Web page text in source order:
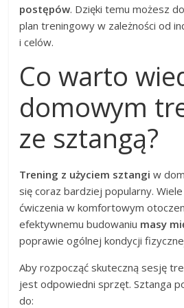
postępów. Dzięki temu możesz
plan treningowy w zależności od
i celów.
Co warto
domowym
ze sztangą?
Trening z użyciem sztangi w
się coraz bardziej popularny.
ćwiczenia w komfortowym
efektywnemu budowaniu masy
poprawie ogólnej kondycji
Aby rozpocząć skuteczną sesję
jest odpowiedni sprzęt. Sztanga
do: